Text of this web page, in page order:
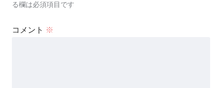
る欄は必須項目です
コメント ※